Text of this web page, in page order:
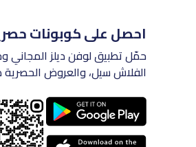
احصل على كوبونات
حمّل تطبيق لوفن ديلز المجاني
الفلاش سيل، والعروض الحصرية داخل